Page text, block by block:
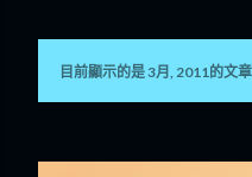
發
目前顯示的是 3月, 2011的文章